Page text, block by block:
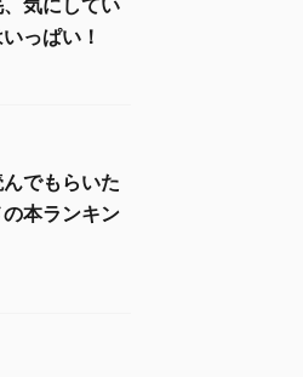
気にしてい
っぱい！
でもらいた
本ランキン